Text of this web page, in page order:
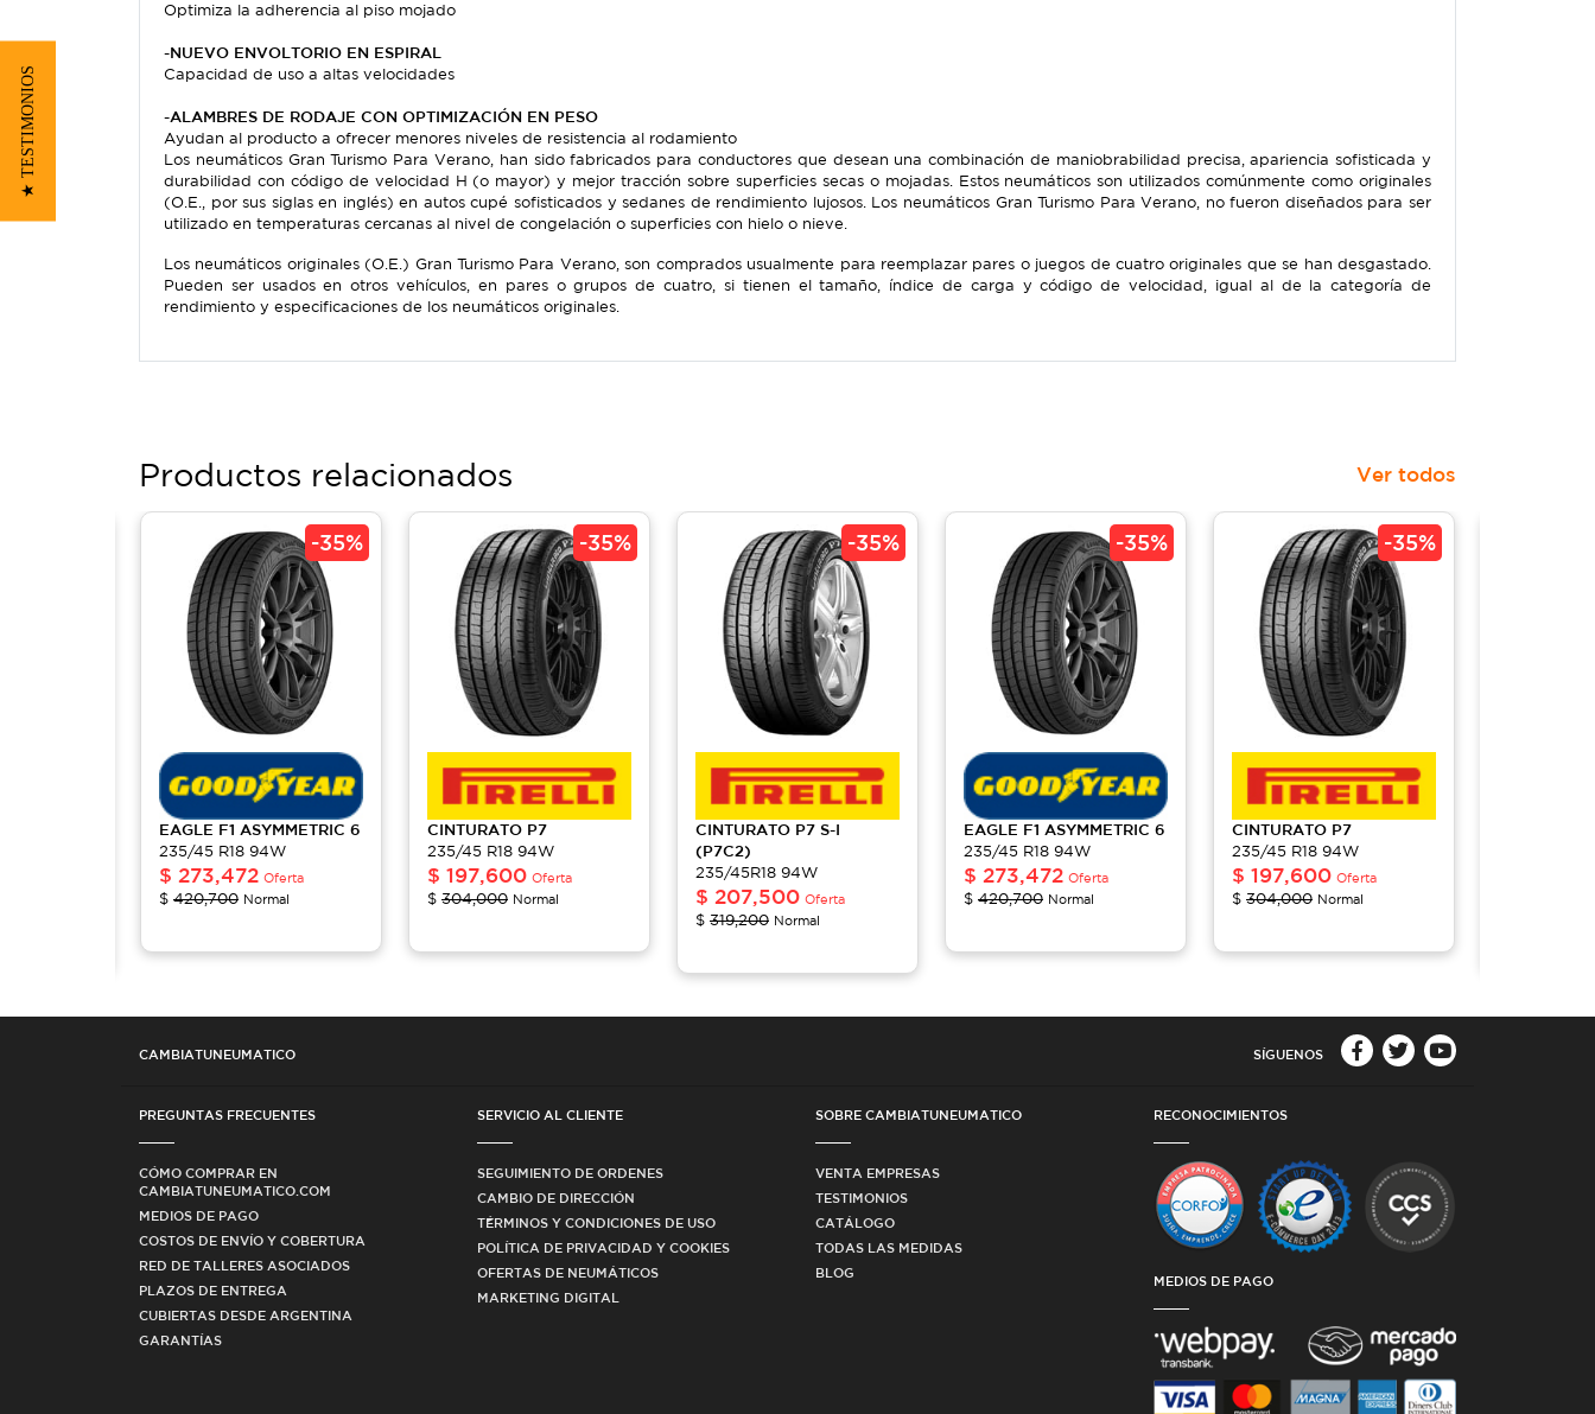
Optimiza la adherencia al piso mojado
-NUEVO ENVOLTORIO EN ESPIRAL
Capacidad de uso a altas velocidades
-ALAMBRES DE RODAJE CON OPTIMIZACIÓN EN PESO
Ayudan al producto a ofrecer menores niveles de resistencia al rodamiento
Los neumáticos Gran Turismo Para Verano, han sido fabricados para conductores que desean una combinación de maniobrabilidad precisa, apariencia sofisticada y
durabilidad con código de velocidad H (o mayor) y mejor tracción sobre superficies secas o mojadas. Estos neumáticos son utilizados comúnmente como originales
(O.E., por sus siglas en inglés) en autos cupé sofisticados y sedanes de rendimiento lujosos. Los neumáticos Gran Turismo Para Verano, no fueron diseñados para ser
utilizado en temperaturas cercanas al nivel de congelación o superficies con hielo o nieve.
Los neumáticos originales (O.E.) Gran Turismo Para Verano, son comprados usualmente para reemplazar pares o juegos de cuatro originales que se han desgastado.
Pueden ser usados en otros vehículos, en pares o grupos de cuatro, si tienen el tamaño, índice de carga y código de velocidad, igual al de la categoría de
rendimiento y especificaciones de los neumáticos originales.
Productos relacionados Ver todos
-35%
EAGLE F1 ASYMMETRIC 6
235/45 R18 94W
$ 273,472 Oferta
$ 420,700 Normal
-35%
CINTURATO P7
235/45 R18 94W
$ 197,600 Oferta
$ 304,000 Normal
-35%
CINTURATO P7 S-I
(P7C2)
235/45R18 94W
$ 207,500 Oferta
$ 319,200 Normal
-35%
EAGLE F1 ASYMMETRIC 6
235/45 R18 94W
$ 273,472 Oferta
$ 420,700 Normal
-35%
CINTURATO P7
235/45 R18 94W
$ 197,600 Oferta
$ 304,000 Normal
CAMBIATUNEUMATICO SÍGUENOS
PREGUNTAS FRECUENTES
CÓMO COMPRAR EN
CAMBIATUNEUMATICO.COM
MEDIOS DE PAGO
COSTOS DE ENVÍO Y COBERTURA
RED DE TALLERES ASOCIADOS
PLAZOS DE ENTREGA
CUBIERTAS DESDE ARGENTINA
GARANTÍAS
SERVICIO AL CLIENTE
SEGUIMIENTO DE ORDENES
CAMBIO DE DIRECCIÓN
TÉRMINOS Y CONDICIONES DE USO
POLÍTICA DE PRIVACIDAD Y COOKIES
OFERTAS DE NEUMÁTICOS
MARKETING DIGITAL
SOBRE CAMBIATUNEUMATICO
VENTA EMPRESAS
TESTIMONIOS
CATÁLOGO
TODAS LAS MEDIDAS
BLOG
RECONOCIMIENTOS
MEDIOS DE PAGO
★ TESTIMONIOS